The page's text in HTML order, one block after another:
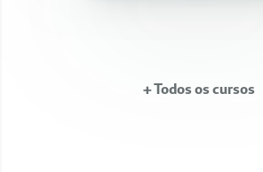
+ Todos os cursos